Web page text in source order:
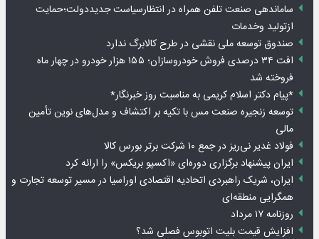
ساماندهی صنعت تلفن همراه در انتظارسیاست جدیددولت؛حمایت
ازتولید وخدمات
صندوق توسعه ملی نقشی در طرح کالابرگ ندارد
افت ۳۴ درصدی فروش خودروسازان؛ ۱۵۵ هزار خودرو در چهار ماه
فروخته شد
*پیام دکتر اسلام کریمی به مناسبت روز خبرنگار*
توسعه زنجیره صنعت مس با تکیه بر اکتشاف و مدل‌های نوین تأمین
مالی
فولاد غدیر نی‌ریز در جمع ۱۰ شرکت برتر بورس کالا
ایران پیشنهاد برگزاری دوره‌ای «اکسپو بریکس» را ارائه کرد
ایران، شریک راهبردی اتحادیه اقتصادی اوراسیا در مسیر توسعه تجارت و
همگرایی منطقه‌ای
روزنامه ۱۷ مرداد
افزایش قیمت بلیت اتوبوس فصلی شد؟